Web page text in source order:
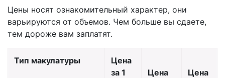
Цены носят ознакомительный характер, они
варьируются от объемов. Чем больше вы сдаете,
тем дороже вам заплатят.
Тип макулатуры
Цена
за 1
Цена
Цена